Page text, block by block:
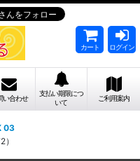
カート ログイン
い合わせ
支払い期限につ
いて
ご利用案内
03